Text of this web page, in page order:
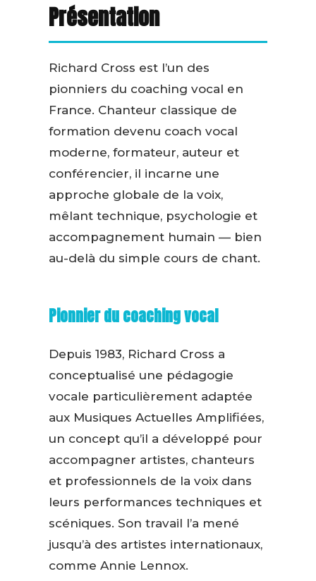
Présentation
Richard Cross est l’un des
pionniers du coaching vocal en
France. Chanteur classique de
formation devenu coach vocal
moderne, formateur, auteur et
conférencier, il incarne une
approche globale de la voix,
mêlant technique, psychologie et
accompagnement humain — bien
au-delà du simple cours de chant.
Pionnier du coaching vocal
Depuis 1983, Richard Cross a
conceptualisé une pédagogie
vocale particulièrement adaptée
aux Musiques Actuelles Amplifiées,
un concept qu’il a développé pour
accompagner artistes, chanteurs
et professionnels de la voix dans
leurs performances techniques et
scéniques. Son travail l’a mené
jusqu’à des artistes internationaux,
comme Annie Lennox.